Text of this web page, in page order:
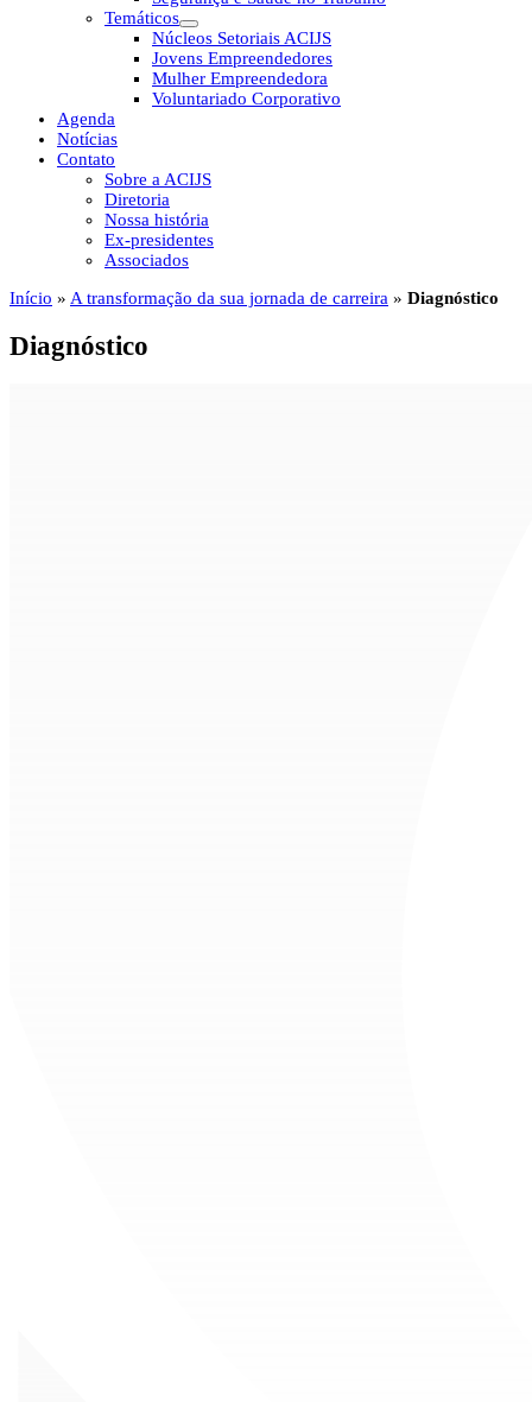
Temáticos
Núcleos Setoriais ACIJS
Jovens Empreendedores
Mulher Empreendedora
Voluntariado Corporativo
Agenda
Notícias
Contato
Sobre a ACIJS
Diretoria
Nossa história
Ex-presidentes
Associados
Início » A transformação da sua jornada de carreira » Diagnóstico
Diagnóstico